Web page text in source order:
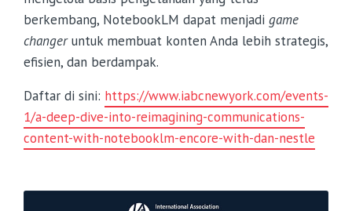
berkembang, NotebookLM dapat menjadi game
changeruntuk membuat konten Anda lebih strategis,
efisien, dan berdampak.
Daftar di sini: https://www.iabcnewyork.com/events-
1/a-deep-dive-into-reimagining-communications-
content-with-notebooklm-encore-with-dan-nestle